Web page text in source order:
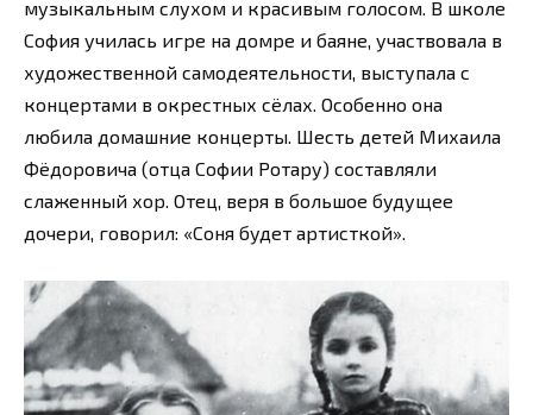
музыкальным слухом и красивым голосом. В школе
София училась игре на домре и баяне, участвовала в
художественной самодеятельности, выступала с
концертами в окрестных сёлах. Особенно она
любила домашние концерты. Шесть детей Михаила
Фёдоровича (отца Софии Ротару) составляли
слаженный хор. Отец, веря в большое будущее
дочери, говорил: «Соня будет артисткой».